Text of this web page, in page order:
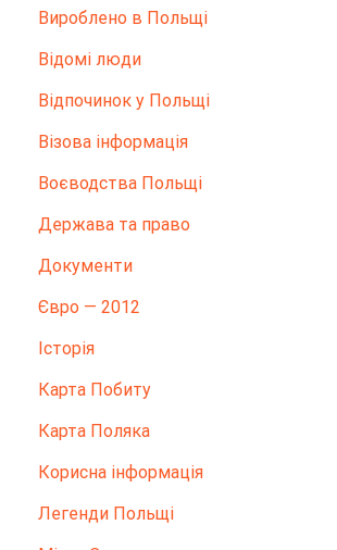
Вироблено в Польщі
Відомі люди
Відпочинок у Польщі
Візова інформація
Воєводства Польщі
Держава та право
Документи
Євро — 2012
Історія
Карта Побиту
Карта Поляка
Корисна інформація
Легенди Польщі